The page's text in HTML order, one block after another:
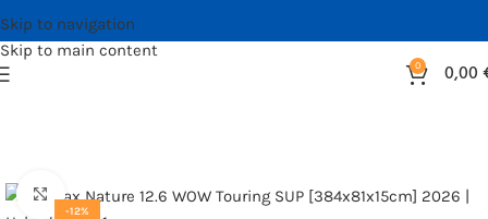
Skip to navigation
Skip to main content
0 0,00
-12%
Bild vergrößern